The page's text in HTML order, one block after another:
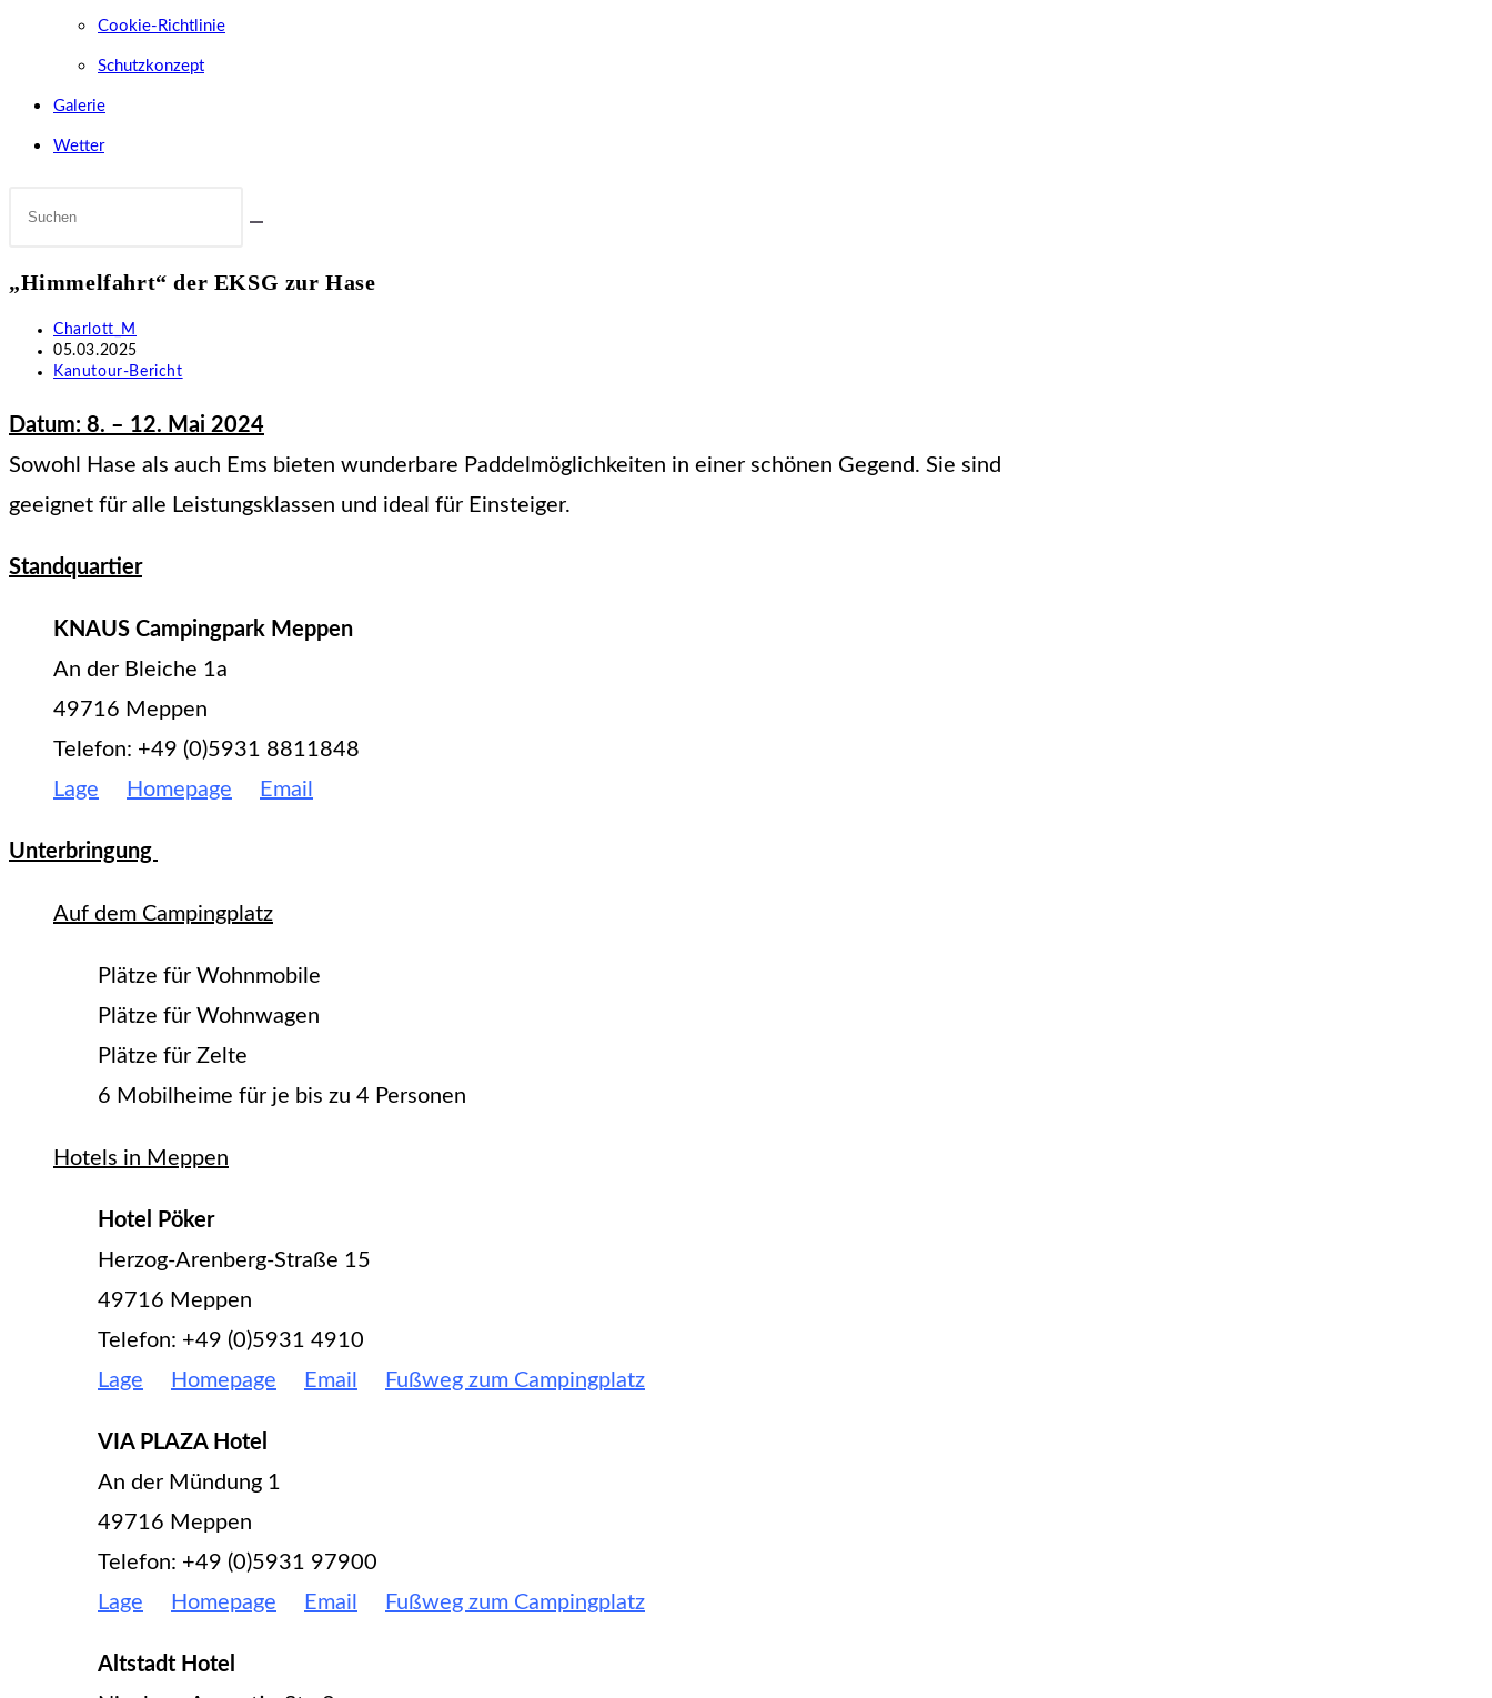
Cookie-Richtlinie
Schutzkonzept
Galerie
Wetter
Diese
durchsuchen
„Himmelfahrt“ der EKSG zur Hase
Beitrags-
Autor:
Charlott_M
Beitrag
veröffentlicht:
05.03.2025
Beitrags-
Kanutour-Bericht
Datum: 8. – 12. Mai 2024
Sowohl Hase als auch Ems bieten wunderbare Paddelmöglichkeiten in einer schönen Gegend. Sie sind
geeignet für alle Leistungsklassen und ideal für Einsteiger.
Standquartier
KNAUS Campingpark Meppen
An der Bleiche 1a
49716 Meppen
Telefon: +49 (0)5931 8811848
Lage
Homepage Email
Unterbringung
Auf dem Campingplatz
Plätze für Wohnmobile
Plätze für Wohnwagen
Plätze für Zelte
6 Mobilheime für je bis zu 4 Personen
Hotels in Meppen
Hotel Pöker
Herzog-Arenberg-Straße 15
49716 Meppen
Telefon: +49 (0)5931 4910
Lage
Homepage Email Fußweg zum Campingplatz
VIA PLAZA Hotel
An der Mündung 1
49716 Meppen
Telefon: +49 (0)5931 97900
Lage
Homepage Email Fußweg zum Campingplatz
Altstadt Hotel